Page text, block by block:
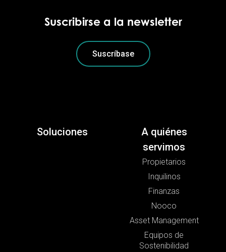
Suscribirse a la newsletter
Suscríbase
Soluciones
A quiénes
servimos
Propietarios
Inquilinos
Finanzas
Nooco
Asset Management
Equipos de
Sostenibilidad